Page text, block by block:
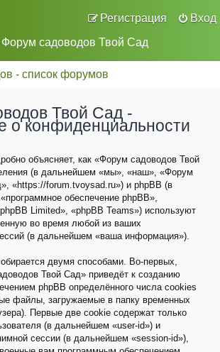
Вход
Регистрация
Форум садоводов Твой Сад
- список форумов
Твой Сад -
о конфиденциальности
объясняет, как «Форум садоводов Твой
(в дальнейшем «мы», «наш», «Форум
«https://forum.tvoysad.ru») и phpBB (в
обеспечение phpBB»,
Limited», «phpBB Teams») используют
во время любой из ваших
(в дальнейшем «ваша информация»).
двумя способами. Во-первых,
Твой Сад» приведёт к созданию
phpBB определённого числа cookies
файлы, загружаемые в папку временных
Первые две cookie содержат только
(в дальнейшем «user-id») и
сессии (в дальнейшем «session-id»),